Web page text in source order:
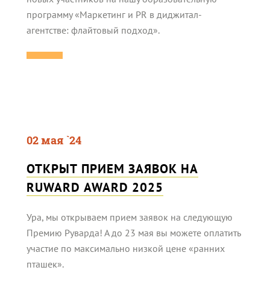
программу «Маркетинг и PR в диджитал-
агентстве: флайтовый подход».
02 мая `24
ОТКРЫТ ПРИЕМ ЗАЯВОК НА
RUWARD AWARD 2025
Ура, мы открываем прием заявок на следующую
Премию Руварда! А до 23 мая вы можете оплатить
участие по максимально низкой цене «ранних
пташек».